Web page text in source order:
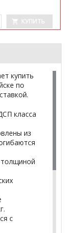
КУПИТЬ
купить
по
класса
из
с